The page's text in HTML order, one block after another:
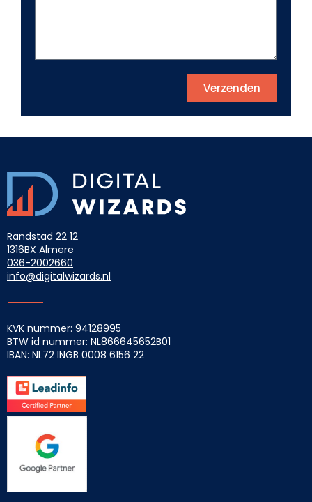
Verzenden
Randstad 22 12
1316BX Almere
036-2002660
info@digitalwizards.nl
KVK nummer: 94128995
BTW id nummer: NL866645652B01
IBAN: NL72 INGB 0008 6156 22